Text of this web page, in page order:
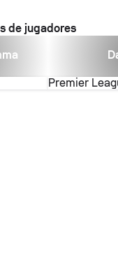
de jugadores
Premier